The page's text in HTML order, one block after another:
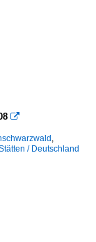

,
/ Deutschland